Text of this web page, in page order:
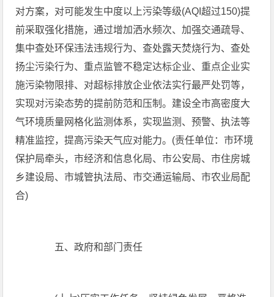
对方案，对可能发生中度以上污染等级(AQI超过150)提
前采取强化措施，通过增加洒水频次、加强交通疏导、
集中查处环保违法违规行为、查处露天焚烧行为、查处
扬尘污染行为、重点监管不稳定达标企业、重点企业实
施污染物限排、对超标排放企业依法实行最严处罚等，
实现对污染态势的提前防范和压制。建设全市高密度大
气环境质量网格化监测体系，实现监测、预警、执法等
精准监控，提高污染天气应对能力。(责任单位：市环境
保护局牵头，市经济和信息化局、市公安局、市住房城
乡建设局、市城管执法局、市交通运输局、市农业局配
合)
五、政府和部门责任